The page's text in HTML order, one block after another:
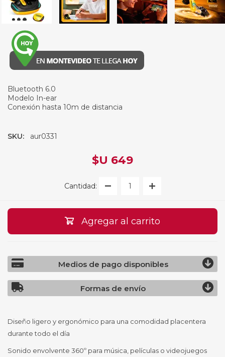
Bluetooth 6.0
Modelo In-ear
Conexión hasta 10m de distancia
SKU: aur0331
$U 649
Cantidad:
Agregar al carrito
Medios de pago disponibles
Formas de envío
Diseño ligero y ergonómico para una comodidad placentera
durante todo el día
Sonido envolvente 360º para música, películas o videojuegos